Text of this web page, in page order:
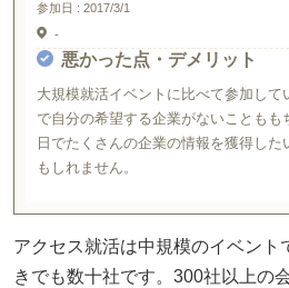
参加日 : 2017/3/1
-
悪かった点・デメリット
大規模就活イベントに比べて参加し
で自分の希望する企業がないこともも
日でたくさんの企業の情報を獲得し
もしれません。
アクセス就活は中規模のイベント
きでも数十社です。300社以上の